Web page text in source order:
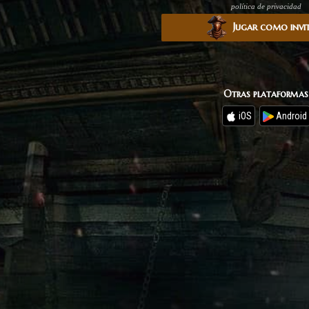
política de privacidad
Jugar como
Otras plataformas
iOS Android